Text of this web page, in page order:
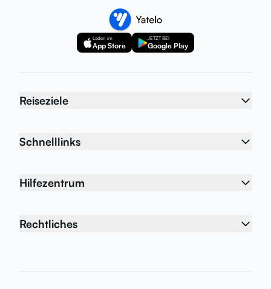
Laden im
App Store
JETZT BEI
Google Play
Reiseziele
Schnelllinks
Hilfezentrum
Rechtliches